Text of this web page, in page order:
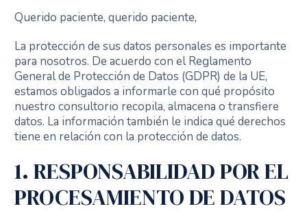
Querido paciente, querido paciente,
La protección de sus datos personales es importante
para nosotros. De acuerdo con el Reglamento
General de Protección de Datos (GDPR) de la UE,
estamos obligados a informarle con qué propósito
nuestro consultorio recopila, almacena o transfiere
datos. La información también le indica qué derechos
tiene en relación con la protección de datos.
1. RESPONSABILIDAD POR EL
PROCESAMIENTO DE DATOS